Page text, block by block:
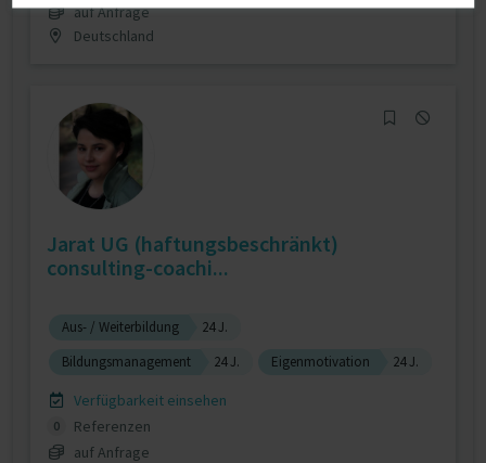
auf Anfrage
Deutschland
Jarat UG (haftungsbeschränkt)
consulting-coachi...
Aus- / Weiterbildung
24 J.
Bildungsmanagement
24 J. Eigenmotivation 24 J.
Verfügbarkeit einsehen
0
Referenzen
auf Anfrage